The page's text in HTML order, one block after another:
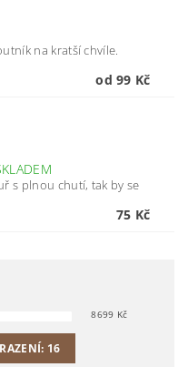
na kratší chvíle.
od 99 Kč
s plnou chutí, tak by se
75 Kč
8699 Kč
16